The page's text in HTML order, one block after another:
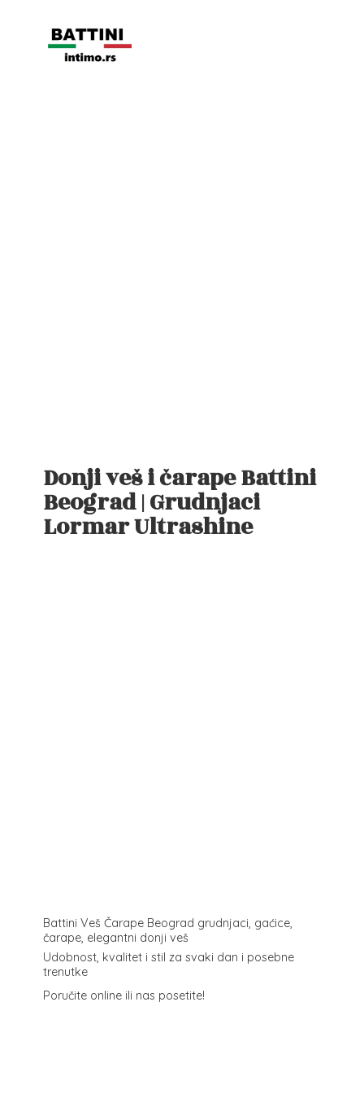
Donji veš i čarape Battini
Beograd | Grudnjaci
Lormar Ultrashine
Battini Veš Čarape Beograd grudnjaci, gaćice,
čarape, elegantni donji veš
Udobnost, kvalitet i stil za svaki dan i posebne
trenutke
Poručite online ili nas posetite!